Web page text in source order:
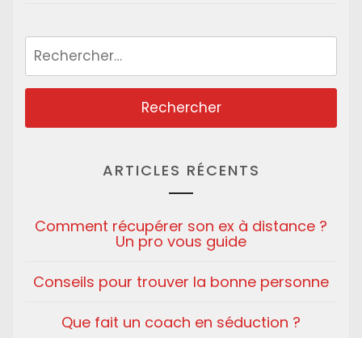
Rechercher :
ARTICLES RÉCENTS
Comment récupérer son ex à distance ?
Un pro vous guide
Conseils pour trouver la bonne personne
Que fait un coach en séduction ?